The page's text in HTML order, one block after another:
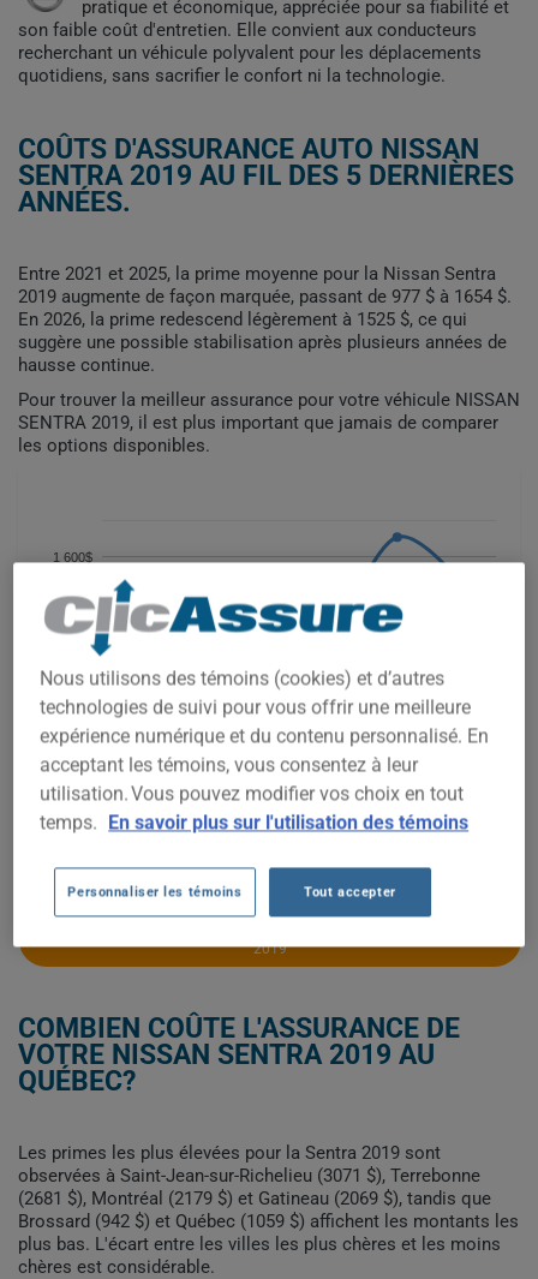
pratique et économique, appréciée pour sa fiabilité et
son faible coût d'entretien. Elle convient aux conducteurs
recherchant un véhicule polyvalent pour les déplacements
quotidiens, sans sacrifier le confort ni la technologie.
COÛTS D'ASSURANCE AUTO NISSAN
SENTRA 2019 AU FIL DES 5 DERNIÈRES
ANNÉES.
Entre 2021 et 2025, la prime moyenne pour la Nissan Sentra
2019 augmente de façon marquée, passant de 977 $ à 1654 $.
En 2026, la prime redescend légèrement à 1525 $, ce qui
suggère une possible stabilisation après plusieurs années de
hausse continue.
Pour trouver la meilleur assurance pour votre véhicule NISSAN
SENTRA 2019, il est plus important que jamais de comparer
les options disponibles.
1 000$
1 200$
1 400$
1 600$
2019
COMBIEN COÛTE L'ASSURANCE DE
VOTRE NISSAN SENTRA 2019 AU
QUÉBEC?
Les primes les plus élevées pour la Sentra 2019 sont
observées à Saint-Jean-sur-Richelieu (3071 $), Terrebonne
(2681 $), Montréal (2179 $) et Gatineau (2069 $), tandis que
Brossard (942 $) et Québec (1059 $) affichent les montants les
plus bas. L'écart entre les villes les plus chères et les moins
chères est considérable.
Nous utilisons des témoins (cookies) et d’autres
technologies de suivi pour vous offrir une meilleure
expérience numérique et du contenu personnalisé. En
acceptant les témoins, vous consentez à leur
utilisation. Vous pouvez modifier vos choix en tout
temps. En savoir plus sur l'utilisation des témoins
Personnaliser les témoins Tout accepter